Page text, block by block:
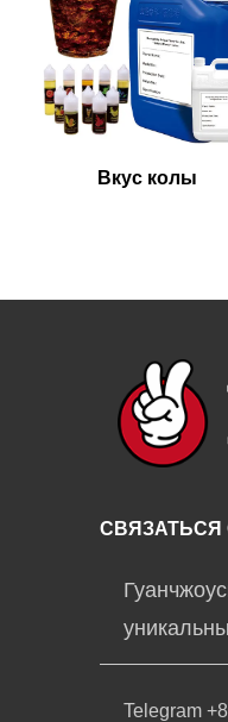
Вкус колы
СВЯЗАТЬСЯ
Telegram